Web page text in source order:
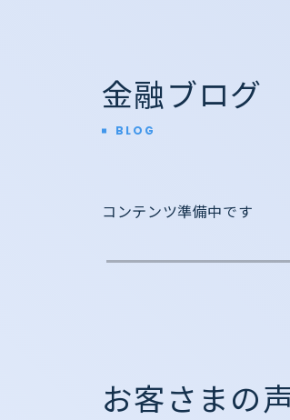
金融ブログ
BLOG
コンテンツ準備中です
お客さまの